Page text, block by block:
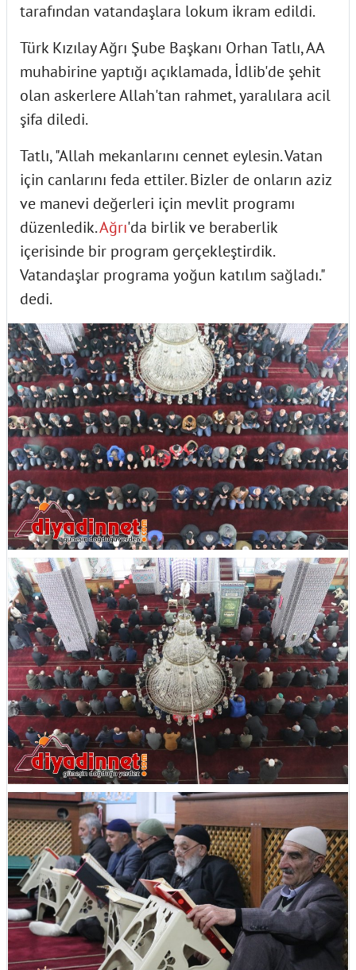
tarafından vatandaşlara lokum ikram edildi.
Türk Kızılay Ağrı Şube Başkanı Orhan Tatlı, AA
muhabirine yaptığı açıklamada, İdlib'de şehit
olan askerlere Allah'tan rahmet, yaralılara acil
şifa diledi.
Tatlı, "Allah mekanlarını cennet eylesin. Vatan
için canlarını feda ettiler. Bizler de onların aziz
ve manevi değerleri için mevlit programı
düzenledik.Ağrı'da birlik ve beraberlik
içerisinde bir program gerçekleştirdik.
Vatandaşlar programa yoğun katılım sağladı."
dedi.